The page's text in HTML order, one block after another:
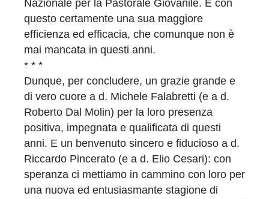
Nazionale per la Pastorale Giovanile. E con
questo certamente una sua maggiore
efficienza ed efficacia, che comunque non è
mai mancata in questi anni.
* * *
Dunque, per concludere, un grazie grande e
di vero cuore a d. Michele Falabretti (e a d.
Roberto Dal Molin) per la loro presenza
positiva, impegnata e qualificata di questi
anni. E un benvenuto sincero e fiducioso a d.
Riccardo Pincerato (e a d. Elio Cesari): con
speranza ci mettiamo in cammino con loro per
una nuova ed entusiasmante stagione di